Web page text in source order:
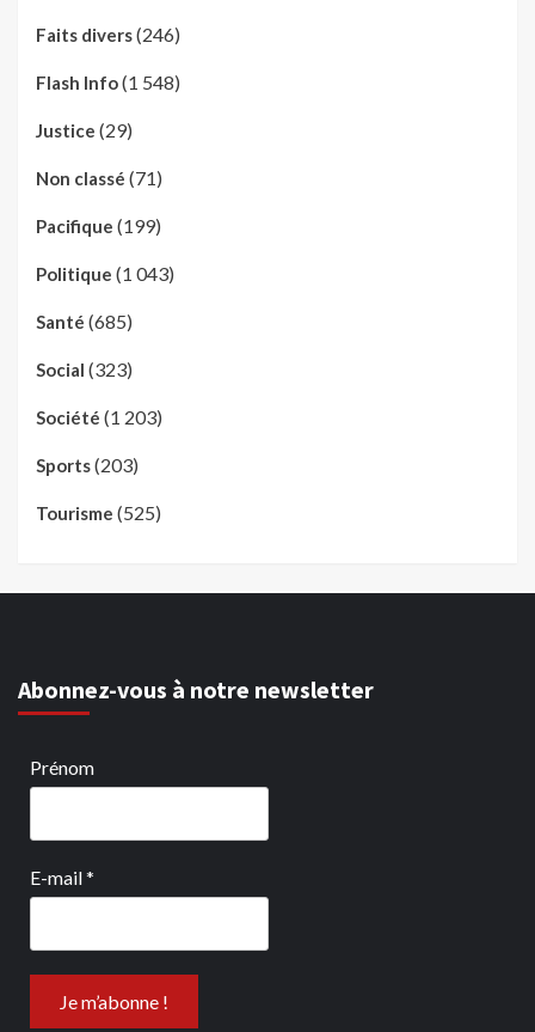
Faits divers(246)
Flash Info(1 548)
Justice (29)
Non classé (71)
Pacifique (199)
Politique (1 043)
Santé (685)
Social (323)
Société (1 203)
Sports(203)
Tourisme (525)
Abonnez-vous à notre newsletter
Prénom
E-mail*